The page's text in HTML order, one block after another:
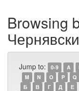
Browsing
Jump to: 0-9 A
M
N O P Q
Б
В Г Д Е